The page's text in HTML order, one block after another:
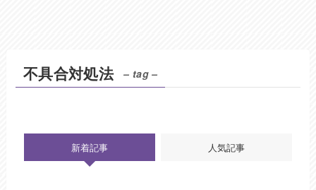
不具合対処法 – tag –
新着記事 人気記事